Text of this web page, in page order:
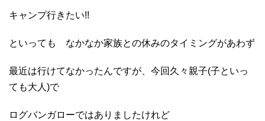
キャンプ行きたい!!
といっても なかなか家族との休みのタイミングがあわず
最近は行けてなかったんですが、今回久々親子(子といっ
ても大人)で
ログバンガローではありましたけれど